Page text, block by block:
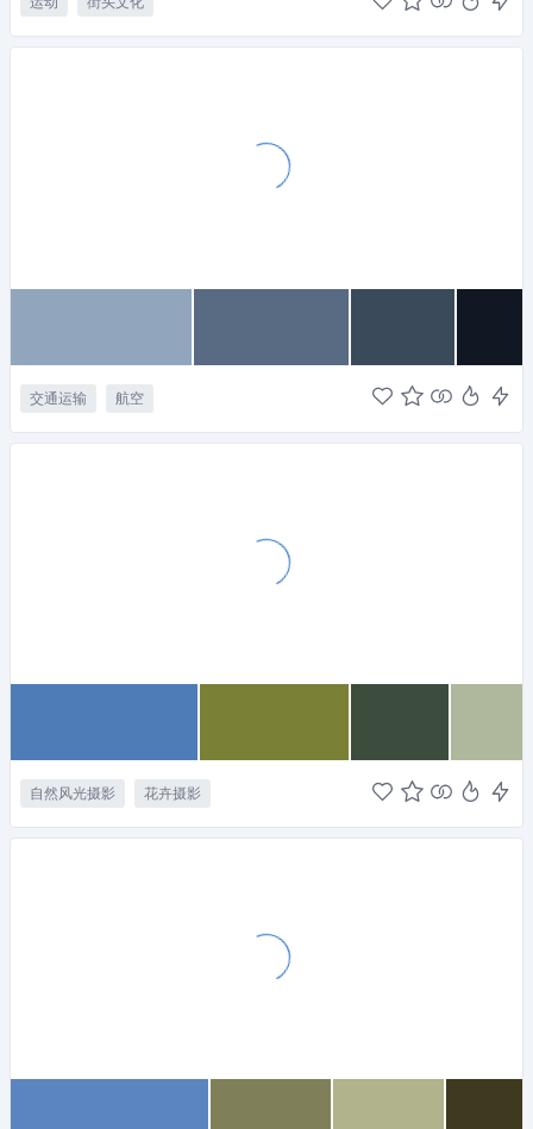
交通运输 航空
自然风光摄影 花卉摄影